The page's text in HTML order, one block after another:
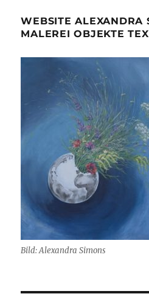
WEBSITE ALEXANDRA
MALEREI OBJEKTE
Bild: Alexandra Simons